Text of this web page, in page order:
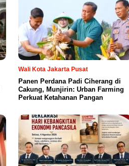
Wali Kota Jakarta Pusat
Panen Perdana Padi Ciherang di
Cakung, Munjirin: Urban Farming
Perkuat Ketahanan Pangan